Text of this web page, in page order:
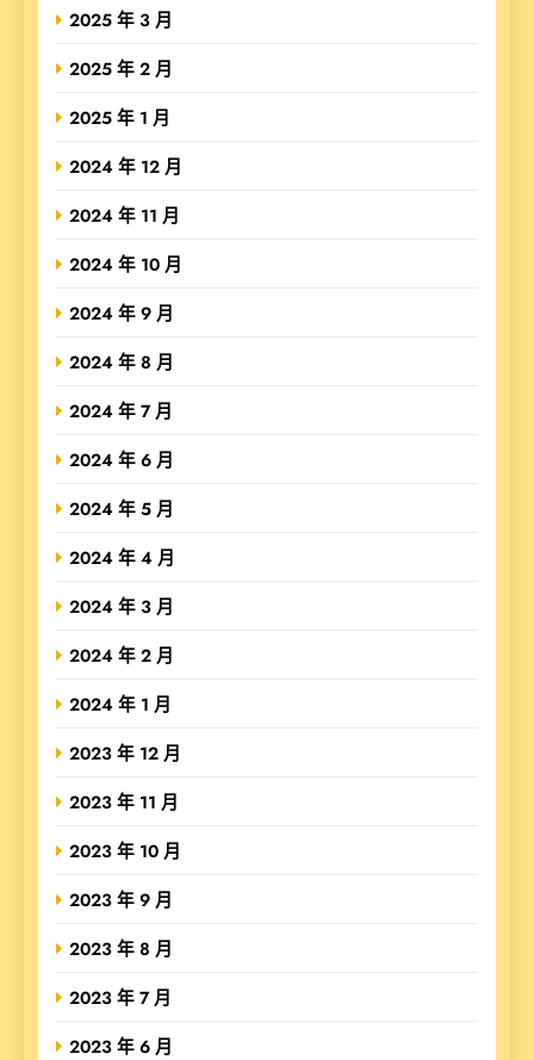
2025 年 3 月
2025 年 2 月
2025 年 1 月
2024 年 12 月
2024 年 11 月
2024 年 10 月
2024 年 9 月
2024 年 8 月
2024 年 7 月
2024 年 6 月
2024 年 5 月
2024 年 4 月
2024 年 3 月
2024 年 2 月
2024 年 1 月
2023 年 12 月
2023 年 11 月
2023 年 10 月
2023 年 9 月
2023 年 8 月
2023 年 7 月
2023 年 6 月